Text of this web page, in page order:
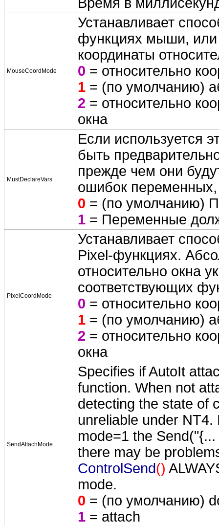
MouseCoordMode
Устанавливает
функциях мыши, или
координаты
0 = относительно
1 = (по умолчанию)
2 = относительно
окна
MustDeclareVars
Если используется
быть
прежде чем они
ошибок
0 = (по умолчанию)
1 = Переменные
PixelCoordMode
Устанавливает
Pixel-функциях.
относительно окна
соответствующих
0 = относительно
1 = (по умолчанию)
2 = относительно
окна
SendAttachMode
Specifies if AutoIt
function. When not
detecting the state of
unreliable under
mode=1 the
there may be
ControlSend()
mode.
0 = (по умолчанию)
1 = attach